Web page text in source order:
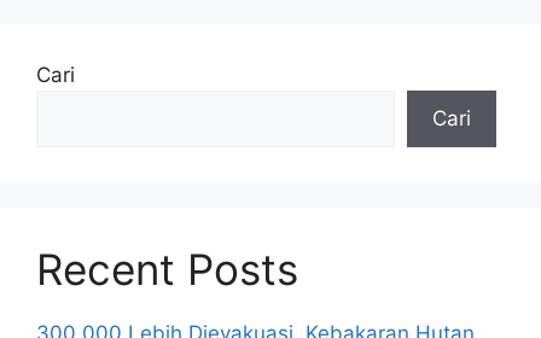
Cari
Cari
Recent Posts
300.000 Lebih Dievakuasi, Kebakaran Hutan